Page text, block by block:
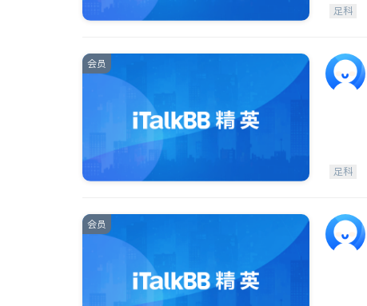
足科
会员
足科
会员